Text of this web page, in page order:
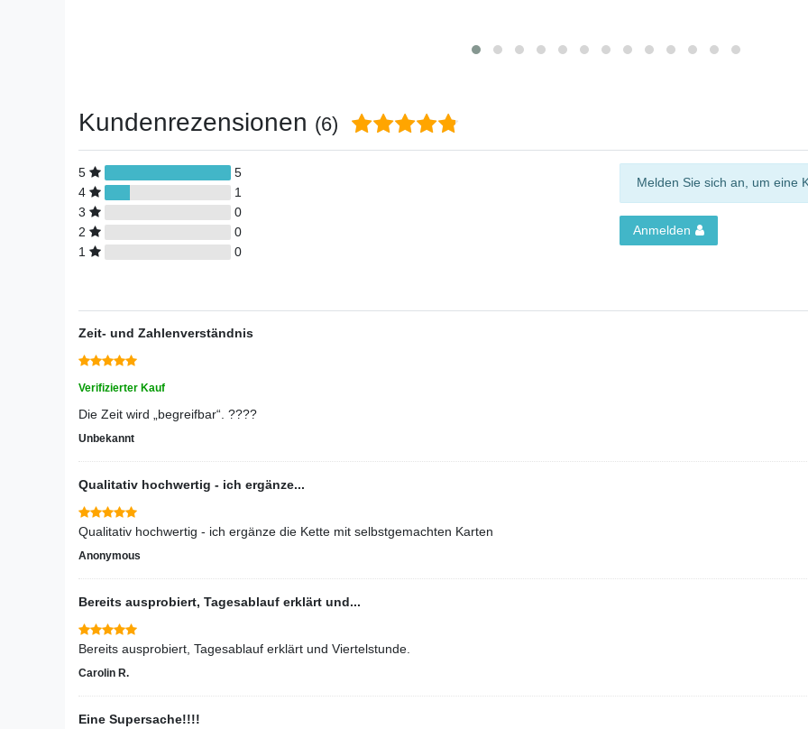
Kundenrezensionen (6)
5
5
4
1
3
0
2
0
1
0
Melden Sie sich an, um eine
Anmelden
Zeit- und Zahlenverständnis
Verifizierter Kauf
Die Zeit wird „begreifbar“. ????
Unbekannt
Qualitativ hochwertig - ich ergänze...
Qualitativ hochwertig - ich ergänze die Kette mit selbstgemachten Karten
Anonymous
Bereits ausprobiert, Tagesablauf erklärt und...
Bereits ausprobiert, Tagesablauf erklärt und Viertelstunde.
Carolin R.
Eine Supersache!!!!